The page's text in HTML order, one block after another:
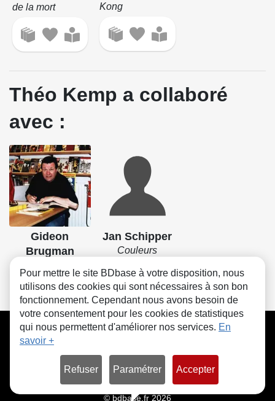
de la mort
Kong
Théo Kemp a collaboré
avec :
Gideon
Brugman
Jan Schipper
Couleurs
CGU FAQ Contact Cookies
© bdbase.fr 2026
Pour mettre le site BDbase à votre disposition, nous
utilisons des cookies qui sont nécessaires à son bon
fonctionnement. Cependant nous avons besoin de
votre consentement pour les cookies de statistiques
qui nous permettent d'améliorer nos services. En
savoir +
Refuser Paramétrer Accepter